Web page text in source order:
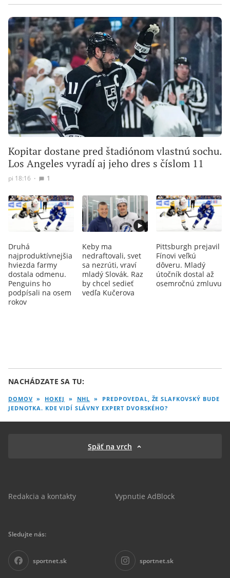
Kopitar dostane pred štadiónom vlastnú sochu.
Los Angeles vyradí aj jeho dres s číslom 11
pi 18:16 ∙ 1
Druhá
najproduktívnejšia
hviezda farmy
dostala odmenu.
Penguins ho
podpísali na osem
rokov
Keby ma
nedraftovali, svet
sa nezrúti, vraví
mladý Slovák. Raz
by chcel sedieť
vedľa Kučerova
Pittsburgh prejavil
Fínovi veľkú
dôveru. Mladý
útočník dostal až
osemročnú zmluvu
NACHÁDZATE SA TU:
DOMOV » HOKEJ » NHL »
PREDPOVEDAL, ŽE SLAFKOVSKÝ BUDE
JEDNOTKA. KDE VIDÍ SLÁVNY EXPERT DVORSKÉHO?
Späť na vrch
Redakcia a kontakty Vypnutie AdBlock
Sledujte nás:
sportnet.sk sportnet.sk